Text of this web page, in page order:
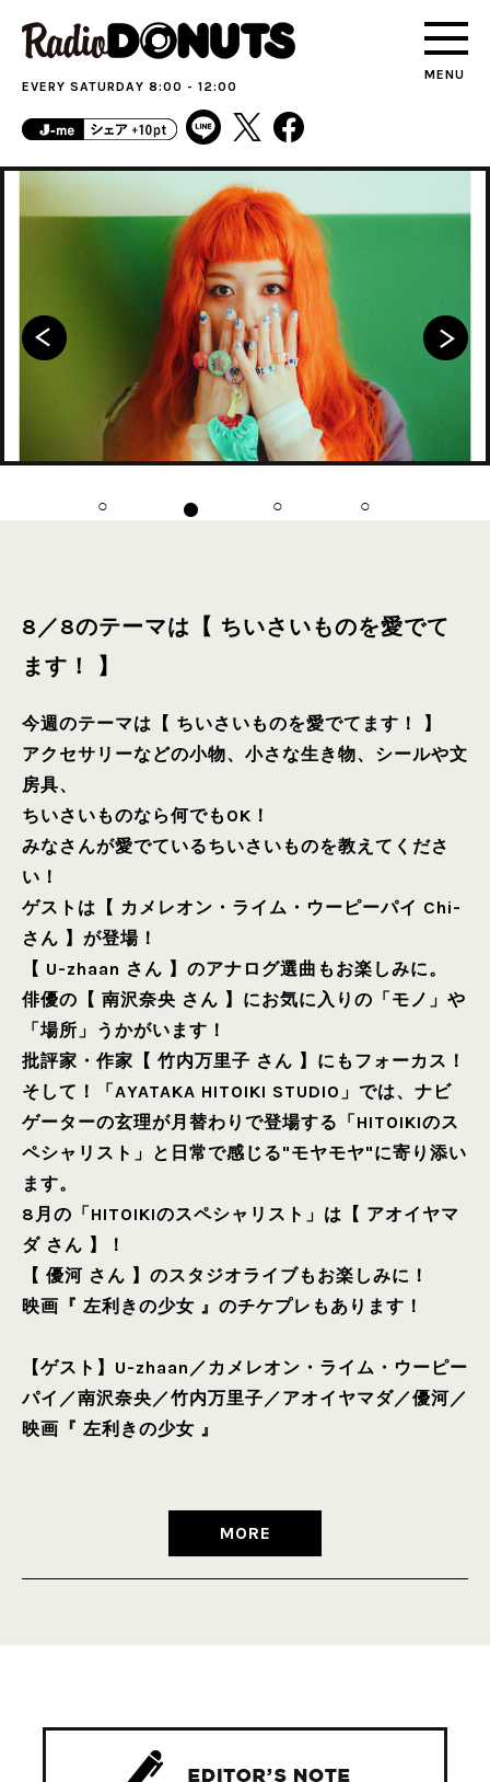
MENU
EVERY SATURDAY 8:00 - 12:00
8／8のテーマは【 ちいさいものを愛でて
ます！ 】
今週のテーマは【 ちいさいものを愛でてます！ 】
アクセサリーなどの小物、小さな生き物、シールや文
房具、
ちいさいものなら何でもOK！
みなさんが愛でているちいさいものを教えてくださ
い！
ゲストは【 カメレオン・ライム・ウーピーパイ Chi-
さん 】が登場！
【 U-zhaan さん 】のアナログ選曲もお楽しみに。
俳優の【 南沢奈央 さん 】にお気に入りの「モノ」や
「場所」うかがいます！
批評家・作家【 竹内万里子 さん 】にもフォーカス！
そして！「AYATAKA HITOIKI STUDIO」では、ナビ
ゲーターの玄理が月替わりで登場する「HITOIKIのス
ペシャリスト」と日常で感じる"モヤモヤ"に寄り添い
ます。
8月の「HITOIKIのスペシャリスト」は【 アオイヤマ
ダ さん 】！
【 優河 さん 】のスタジオライブもお楽しみに！
映画『 左利きの少女 』のチケプレもあります！
【ゲスト】 U-zhaan ／カメレオン・ライム・ウーピー
パイ ／南沢奈央／竹内万里子／アオイヤマダ／優河／
映画『 左利きの少女 』
MORE